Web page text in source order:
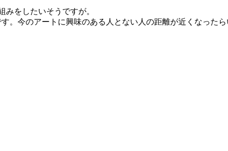
をしたいそうですが。
。今のアートに興味のある人とない人の距離が近くなった